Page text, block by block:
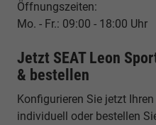
Öffnungszeiten:
Mo. - Fr.: 09:00 - 18:00 Uhr
Jetzt SEAT Leon
& bestellen
Konfigurieren Sie jetzt
individuell oder bestellen